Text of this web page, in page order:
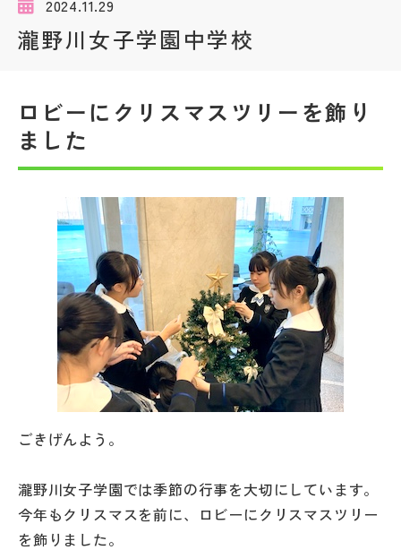
私学探検隊
説明会・イベント情報
よみもの
学校からのお知らせ
学校HP最新情報
特集
NettyLandかわら版
2024.11.29
瀧野川女子学園中学校
ロビーにクリスマスツリーを飾り
ました
ごきげんよう。
瀧野川女子学園では季節の行事を大切にしています。
今年もクリスマスを前に、ロビーにクリスマスツリー
を飾りました。